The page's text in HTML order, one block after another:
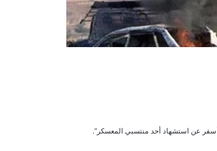
عن استشهاد أحد منتسبي المعسكر”.